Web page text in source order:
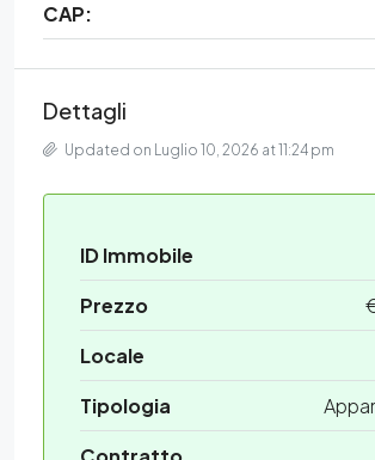
CAP:
Dettagli
Updated on Luglio 10, 2026 at 11:24 pm
ID Immobile
Prezzo
Locale
Tipologia